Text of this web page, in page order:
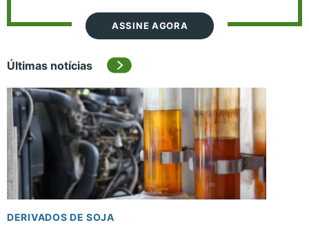
ASSINE AGORA
Últimas notícias
DERIVADOS DE SOJA